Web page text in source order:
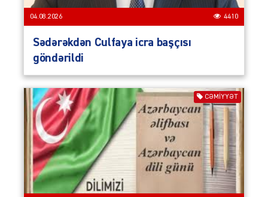
04.08.2026 4410
Sədərəkdən Culfaya icra başçısı
göndərildi
CƏMIYYƏT